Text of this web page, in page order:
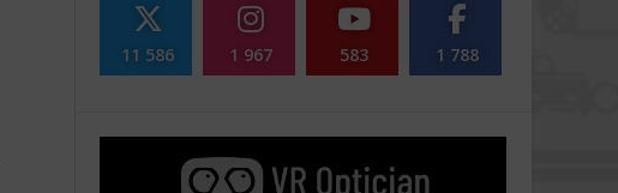
11 586 1 967 583 1 788